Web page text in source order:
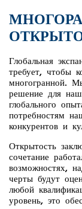
Глобальная
требует, чтобы
многогранной.
решение для
глобального
потребностям
конкурентов и
Открытость
сочетание
возможностях,
черты будут
любой
уровень, это